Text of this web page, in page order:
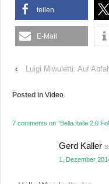
teilen
E-Mail
‹ Luigi Miwuletti: Auf
Posted in Video
7 comments on “Bella Italia 2.0
Gerd Kaller
1. Dezember